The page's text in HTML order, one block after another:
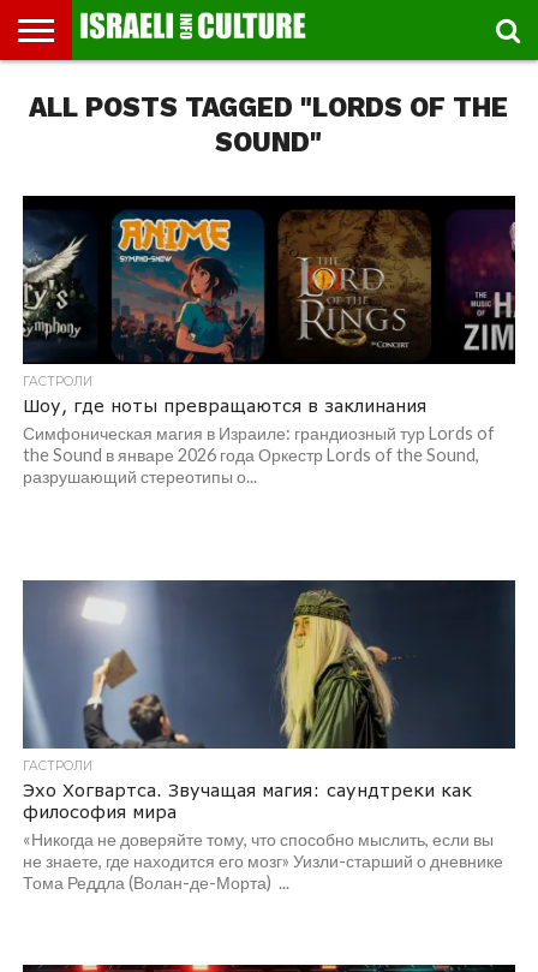
МУЗЕИ
СТРАНА
ФЕСТИВАЛЕЙ
ТЕАТР
КНИГИ.
ТЕКСТЫ
МУЗЫКА
РЕЛИГИЯ/
ИСТОРИЯ
ДВИЖЕНИЕ
ДЕТИ
ВЫХОДНОГО
МАРШРУТЫ
ПРОГУЛЬЩИКА
ВИДЕО-
РЕЧИ
ВПЕЧАТЛЕНИЯ
ВСТРЕЧИ
И
ИНТЕРВЬЮ
КИНО
TEL
AVIV
ALL POSTS TAGGED "LORDS OF THE
SOUND"
ГАСТРОЛИ
Шоу, где ноты превращаются в заклинания
Симфоническая магия в Израиле: грандиозный тур Lords of
the Sound в январе 2026 года Оркестр Lords of the Sound,
разрушающий стереотипы о...
ГАСТРОЛИ
Эхо Хогвартса. Звучащая магия: саундтреки как
философия мира
«Никогда не доверяйте тому, что способно мыслить, если вы
не знаете, где находится его мозг» Уизли-старший о дневнике
Тома Реддла (Волан-де-Морта) ...